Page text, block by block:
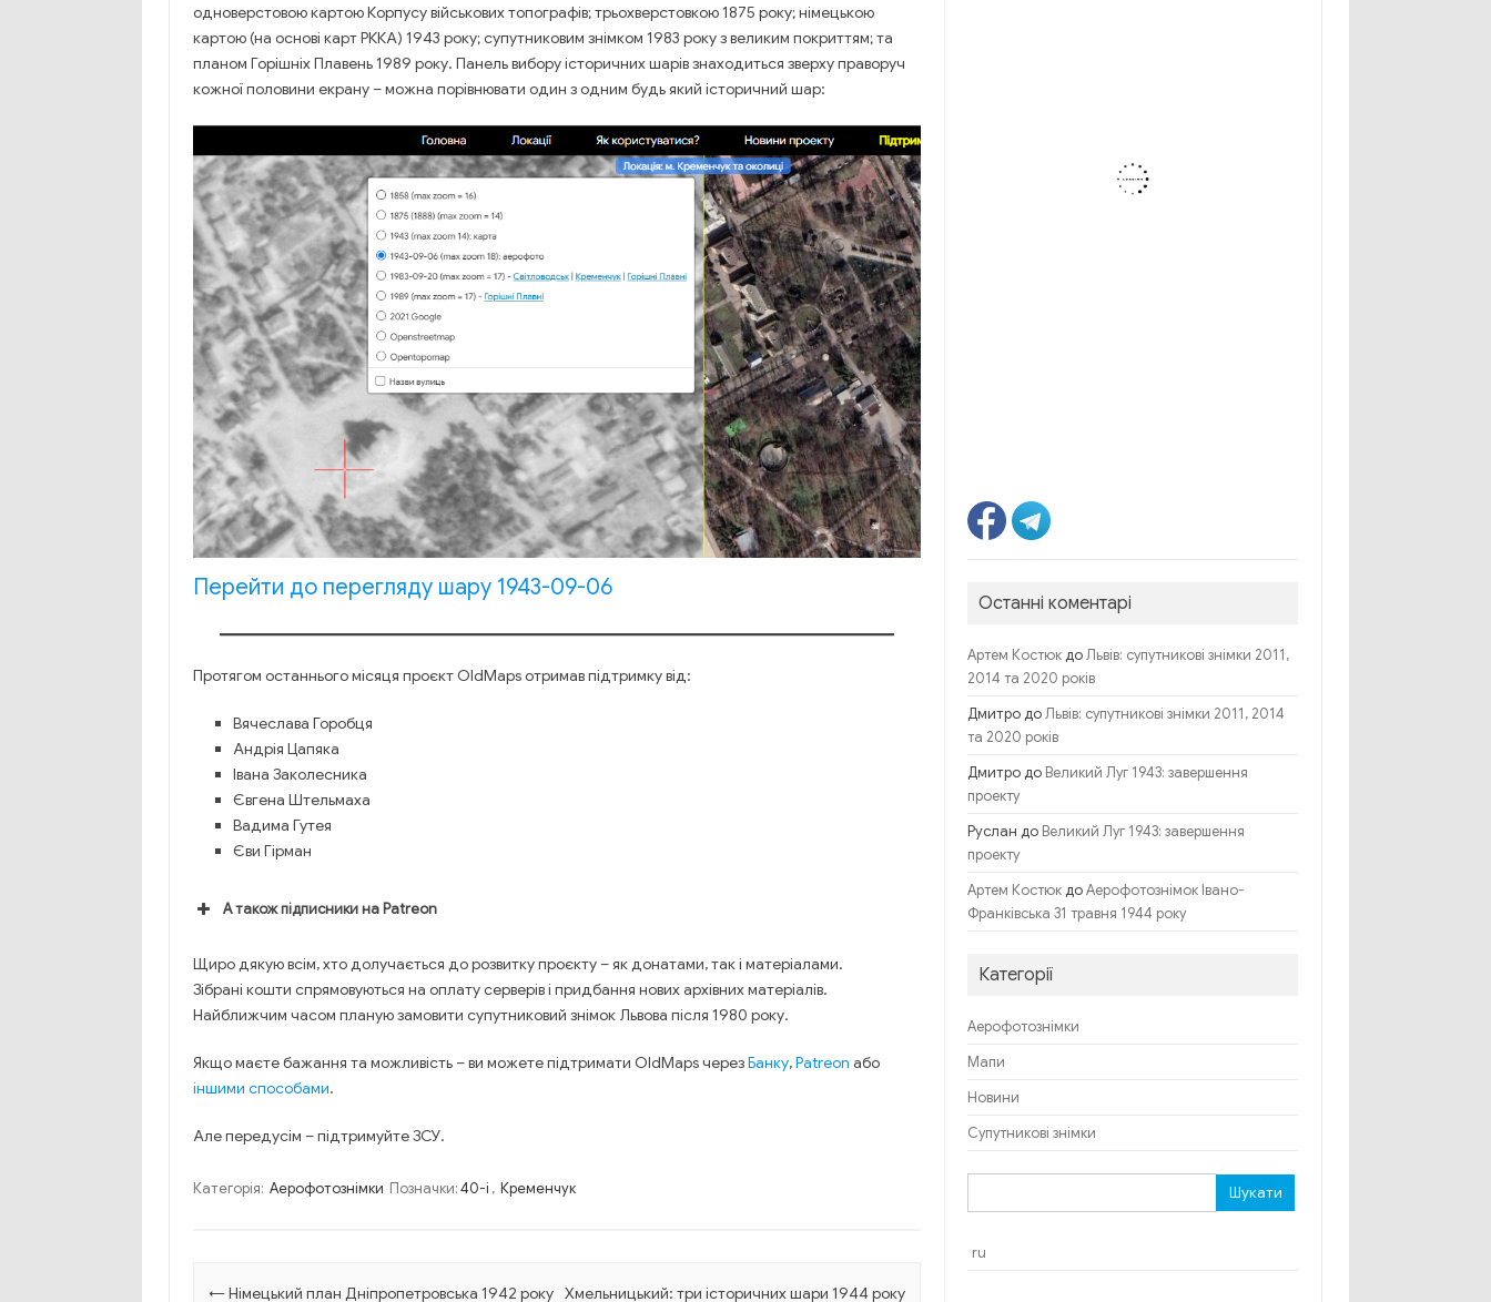
одноверстовою картою Корпусу військових топографів; трьохверстовкою 1875 року; німецькою
картою (на основі карт РККА) 1943 року; супутниковим знімком 1983 року з великим покриттям; та
планом Горішніх Плавень 1989 року. Панель вибору історичних шарів знаходиться зверху праворуч
кожної половини екрану – можна порівнювати один з одним будь який історичний шар:
Перейти до перегляду шару 1943-09-06
Протягом останнього місяця проєкт OldMaps отримав підтримку від:
Вячеслава Горобця
Андрія Цапяка
Івана Заколесника
Євгена Штельмаха
Вадима Гутея
Єви Гірман
А також підписники на Patreon
Щиро дякую всім, хто долучається до розвитку проєкту – як донатами, так і матеріалами.
Зібрані кошти спрямовуються на оплату серверів і придбання нових архівних матеріалів.
Найближчим часом планую замовити супутниковий знімок Львова після 1980 року.
Якщо маєте бажання та можливість – ви можете підтримати OldMaps черезБанку,Patreon або
іншими способами.
Але передусім – підтримуйте ЗСУ.
Категорія: Аерофотознімки Позначки:40-і , Кременчук
Навігація по запису
←Німецький план Дніпропетровська 1942 року Хмельницький: три історичних шари 1944 року
Останні коментарі
Артем КостюкдоЛьвів: супутникові знімки 2011,
2014 та 2020 років
ДмитродоЛьвів: супутникові знімки 2011, 2014
та 2020 років
Дмитродо Великий Луг 1943: завершення
проекту
Руслан до Великий Луг 1943: завершення
проекту
Артем КостюкдоАерофотознімок Івано-
Франківська 31 травня 1944 року
Категорії
Аерофотознімки
Мапи
Новини
Супутникові знімки
ru